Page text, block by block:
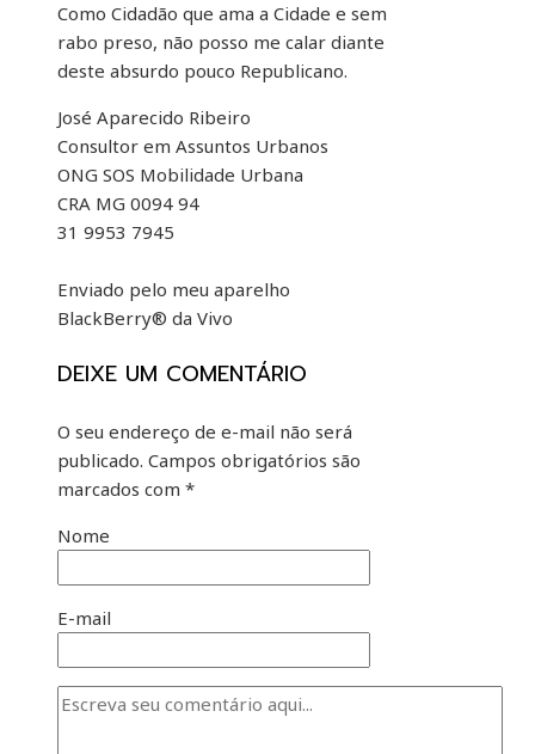
Como Cidadão que ama a Cidade e sem
rabo preso, não posso me calar diante
deste absurdo pouco Republicano.
José Aparecido Ribeiro
Consultor em Assuntos Urbanos
ONG SOS Mobilidade Urbana
CRA MG 0094 94
31 9953 7945
Enviado pelo meu aparelho
BlackBerry® da Vivo
DEIXE UM COMENTÁRIO
O seu endereço de e-mail não será
publicado. Campos obrigatórios são
marcados com *
Nome
E-mail